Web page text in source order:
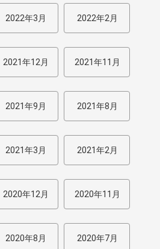
2022年3月 2022年2月
2021年12月 2021年11月
2021年9月 2021年8月
2021年3月 2021年2月
2020年12月 2020年11月
2020年8月 2020年7月